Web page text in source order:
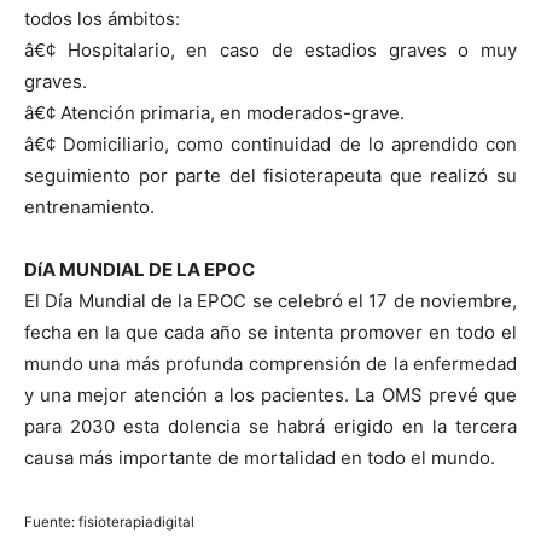
todos los ámbitos:
â€¢ Hospitalario, en caso de estadios graves o muy
graves.
â€¢ Atención primaria, en moderados-grave.
â€¢ Domiciliario, como continuidad de lo aprendido con
seguimiento por parte del fisioterapeuta que realizó su
entrenamiento.
DíA MUNDIAL DE LA EPOC
El Dí­a Mundial de la EPOC se celebró el 17 de noviembre,
fecha en la que cada año se intenta promover en todo el
mundo una más profunda comprensión de la enfermedad
y una mejor atención a los pacientes. La OMS prevé que
para 2030 esta dolencia se habrá erigido en la tercera
causa más importante de mortalidad en todo el mundo.
Fuente: fisioterapiadigital